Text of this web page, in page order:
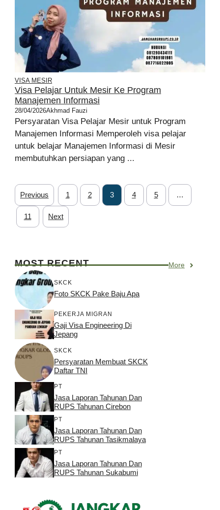
VISA MESIR
Visa Pelajar Untuk Mesir Ke Program
Manajemen Informasi
28/04/2026Akhmad Fauzi
Persyaratan Visa Pelajar Mesir untuk Program
Manajemen Informasi Memperoleh visa pelajar
untuk belajar Manajemen Informasi di Mesir
membutuhkan persiapan yang ...
Previous 1 2 3 4 5 …
11 Next
MOST RECENT More
SKCK
Foto SKCK Pake Baju Apa
PEKERJA MIGRAN
Gaji Visa Engineering Di
Jepang
SKCK
Persyaratan Membuat SKCK
Daftar TNI
PT
Jasa Laporan Tahunan Dan
RUPS Tahunan Cirebon
PT
Jasa Laporan Tahunan Dan
RUPS Tahunan Tasikmalaya
PT
Jasa Laporan Tahunan Dan
RUPS Tahunan Sukabumi